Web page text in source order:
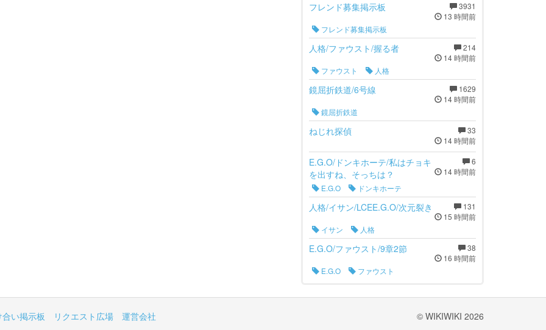
3931
13 時間前
フレンド募集掲示板
フレンド募集掲示板
214
14 時間前
人格/ファウスト/握る者
ファウスト
人格
1629
14 時間前
鏡屈折鉄道/6号線
鏡屈折鉄道
33
14 時間前
ねじれ探偵
6
14 時間前
E.G.O/ドンキホーテ/私はチョキ
を出すね、そっちは？
E.G.O
ドンキホーテ
131
15 時間前
人格/イサン/LCEE.G.O/次元裂き
イサン
人格
38
16 時間前
E.G.O/ファウスト/9章2節
E.G.O ファウスト
い掲示板 リクエスト広場 運営会社 © WIKIWIKI 2026